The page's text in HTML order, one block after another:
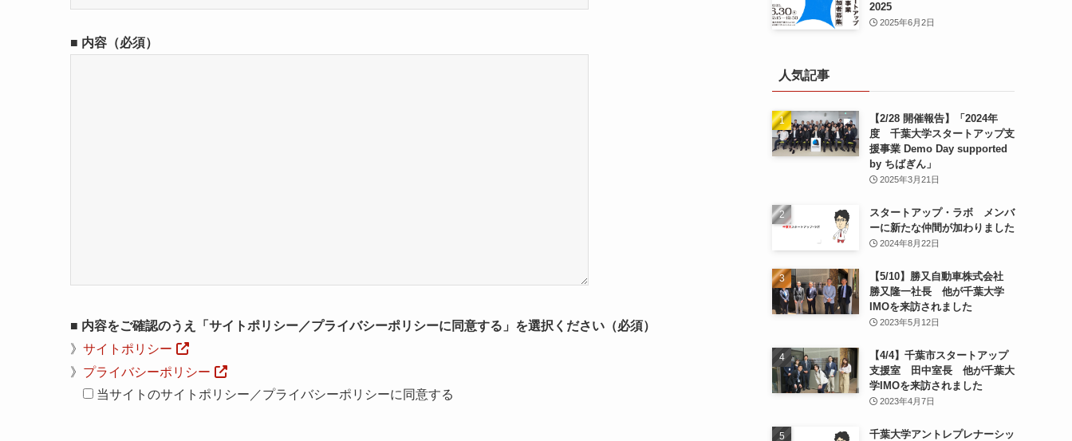
■ 内容（必須）
■ 内容をご確認のうえ「サイトポリシー／プライバシーポリシーに同意する」を選択ください（必須）
》 サイトポリシー
》 プライバシーポリシー
当サイトのサイトポリシー／プライバシーポリシーに同意する
2025
2025年6月2日
人気記事
【2/28 開催報告】「2024年
度 千葉大学スタートアップ支
援事業 Demo Day supported
by ちばぎん」
2025年3月21日
スタートアップ・ラボ メンバ
ーに新たな仲間が加わりました
2024年8月22日
【5/10】勝又自動車株式会社
勝又隆一社長 他が千葉大学
IMOを来訪されました
2023年5月12日
【4/4】千葉市スタートアップ
支援室 田中室長 他が千葉大
学IMOを来訪されました
2023年4月7日
千葉大学アントレプレナーシッ